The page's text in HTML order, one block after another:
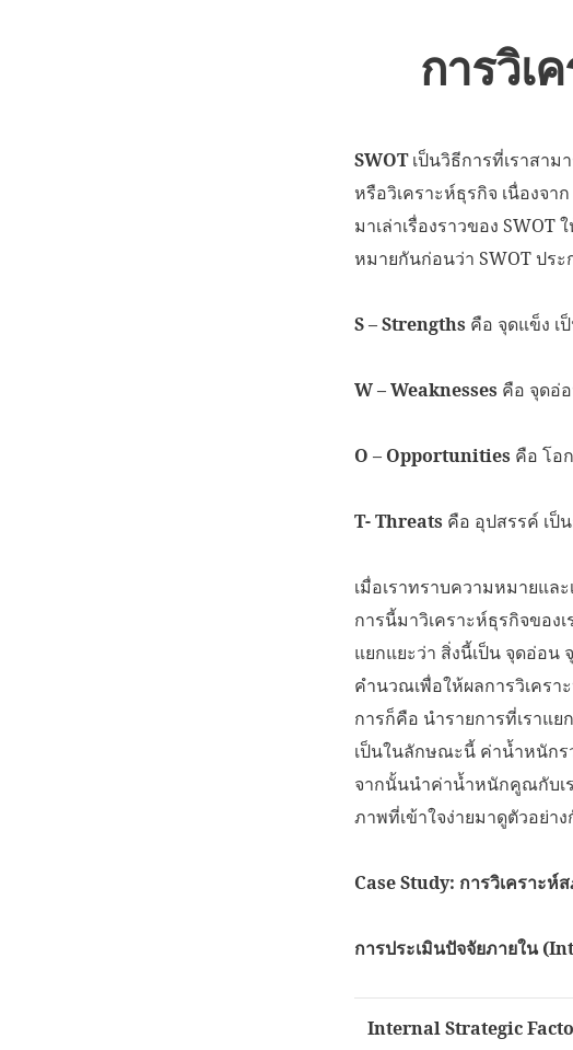
การวิเ
SWOTเป็นวิธีการที่เราสาม
หรือวิเคราะห์ธุรกิจ เนื่องจา
มาเล่าเรื่องราวของ
หมายกันก่อนว่า SWOT ประ
S – Strengths คือ จุดแข็ง เ
W – Weaknesses คือ จุดอ่
O – Opportunities คือ โอ
T- Threats คือ อุปสรรค์ เป็
เมื่อเราทราบความหมายแล
การนี้มาวิเคราะห์ธุรกิจของ
แยกแยะว่า สิ่งนี้เป็น จุดอ่อน
คำนวณเพื่อให้ผลการวิเครา
การก็คือ นำรายการที่เราแ
เป็นในลักษณะนี้ ค่าน้ำหนักร
จากนั้นนำค่าน้ำหนักคูณกับเร
ภาพที่เข้าใจง่ายมาดูตัวอย่า
Case Study: การวิเคราะ
การประเมินปัจจัยภายใน (
Internal Strategic